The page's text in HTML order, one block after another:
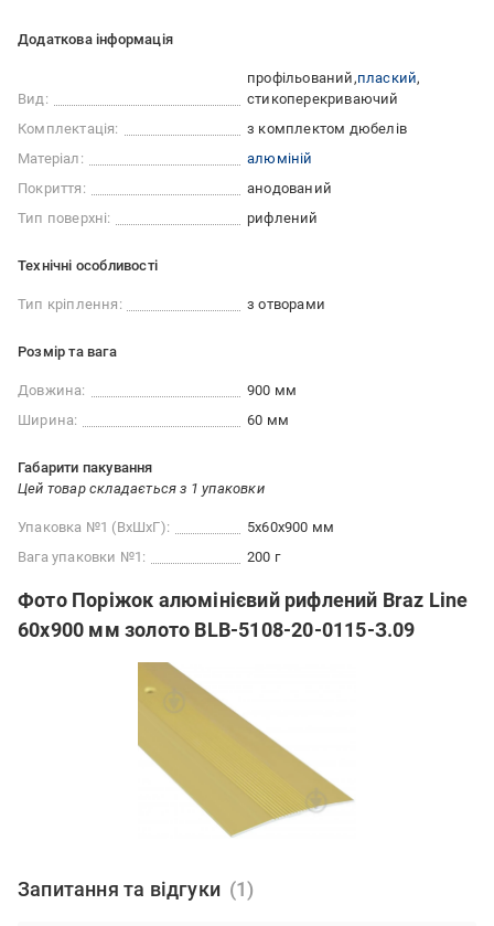
Додаткова інформація
Вид:
профільований плаский
стикоперекриваючий
Комплектація:
з комплектом дюбелів
Матеріал:
алюміній
Покриття:
анодований
Тип поверхні:
рифлений
Технічні особливості
Тип кріплення: з отворами
Розмір та вага
Довжина:
900 мм
Ширина:
60 мм
Габарити пакування
Цей товар складається з 1 упаковки
Упаковка №1 (ВхШхГ):
5x60x900 мм
Вага упаковки №1:
200 г
Фото Поріжок алюмінієвий рифлений Braz Line
60x900 мм золото BLB-5108-20-0115-З.09
Запитання та відгуки